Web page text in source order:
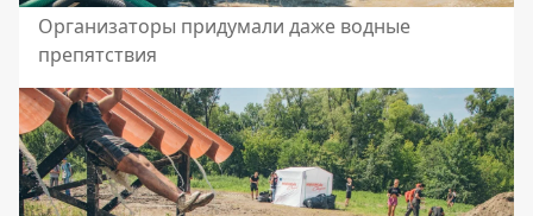
Организаторы придумали даже водные
препятствия